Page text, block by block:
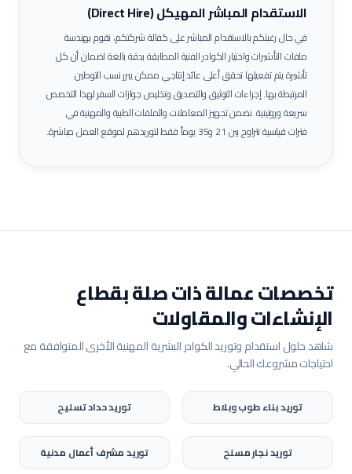
الاستقدام المباشر المهيكل (Direct Hire)
في حال رغبتكم بالاستقدام المباشر على كفالة شركتكم، نقوم بهندسة
ملفات التأشيرات واختيار الكوادر الفنية المطابقة بدقة بالغة لضمان أن كل
تأشيرة يتم تفعيلها تحقق أعلى عائد إنتاجي ممكن يبرر نسب التوطين
المرتبطة بها.إجراءات التوثيق والتصديق وتخليص جوازات السفر لهذا التخصص
سريعة وروتينية. نضمن تجهيز المعاملات والملفات الطبية والمهنية في
فترات قياسية تتراوح بين 21 و35 يوماً فقط لتوريدهم لموقع العمل مباشرة.
تخصصات عمالة ذات صلة بقطاع
الإنشاءات والمقاولات
شاهد حلول استقدام وتوريد الكوادر البشرية المهنية الأخرى المتوافقة مع
احتياجات مشروعك الحالي.
توريدبناء طوب وبلاط توريدحداد تسليح
توريدنجار مسلح توريدمشرف أعمال مدنية